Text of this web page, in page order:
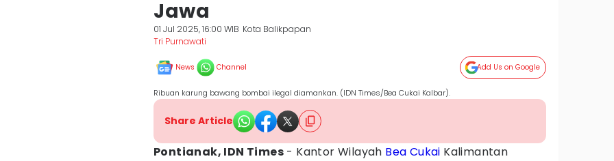
Jawa
01 Jul 2025, 16:00 WIB Kota Balikpapan
Tri Purnawati
News Channel Add Us on Google
Ribuan karung bawang bombai ilegal diamankan. (IDN Times/Bea Cukai Kalbar).
Share Article
Pontianak, IDN Times - Kantor Wilayah Bea Cukai Kalimantan